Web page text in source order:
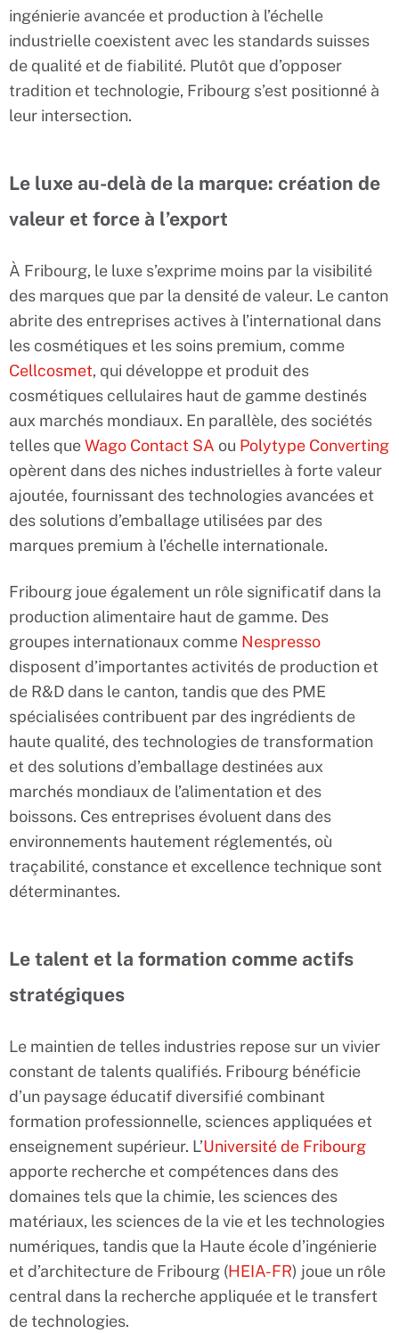
ingénierie avancée et production à l’échelle
industrielle coexistent avec les standards suisses
de qualité et de fiabilité. Plutôt que d’opposer
tradition et technologie, Fribourg s’est positionné à
leur intersection.
Le luxe au-delà de la marque: création de
valeur et force à l’export
À Fribourg, le luxe s’exprime moins par la visibilité
des marques que par la densité de valeur. Le canton
abrite des entreprises actives à l’international dans
les cosmétiques et les soins premium, comme
Cellcosmet, qui développe et produit des
cosmétiques cellulaires haut de gamme destinés
aux marchés mondiaux. En parallèle, des sociétés
telles queWago Contact SA ou Polytype Converting
opèrent dans des niches industrielles à forte valeur
ajoutée, fournissant des technologies avancées et
des solutions d’emballage utilisées par des
marques premium à l’échelle internationale.
Fribourg joue également un rôle significatif dans la
production alimentaire haut de gamme. Des
groupes internationaux comme Nespresso
disposent d’importantes activités de production et
de R&D dans le canton, tandis que des PME
spécialisées contribuent par des ingrédients de
haute qualité, des technologies de transformation
et des solutions d’emballage destinées aux
marchés mondiaux de l’alimentation et des
boissons. Ces entreprises évoluent dans des
environnements hautement réglementés, où
traçabilité, constance et excellence technique sont
déterminantes.
Le talent et la formation comme actifs
stratégiques
Le maintien de telles industries repose sur un vivier
constant de talents qualifiés. Fribourg bénéficie
d’un paysage éducatif diversifié combinant
formation professionnelle, sciences appliquées et
enseignement supérieur. L’Université de Fribourg
apporte recherche et compétences dans des
domaines tels que la chimie, les sciences des
matériaux, les sciences de la vie et les technologies
numériques, tandis que la Haute école d’ingénierie
et d’architecture de Fribourg (HEIA-FR) joue un rôle
central dans la recherche appliquée et le transfert
de technologies.